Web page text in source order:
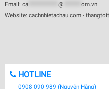
Email: ca @
om.vn
Website: cachnhietachau.com -
HOTLINE
0908 090 989 (Nguyễn Hằng)